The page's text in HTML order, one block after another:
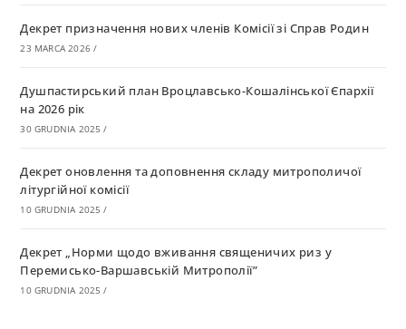
Декрет призначення нових членів Комісії зі Справ Родин
23 MARCA 2026 /
Душпастирський план Вроцлавсько-Кошалінської Єпархії
на 2026 рік
30 GRUDNIA 2025 /
Декрет оновлення та доповнення складу митрополичої
літургійної комісії
10 GRUDNIA 2025 /
Декрет „Норми щодо вживання священичих риз у
Перемисько-Варшавській Митрополії”
10 GRUDNIA 2025 /